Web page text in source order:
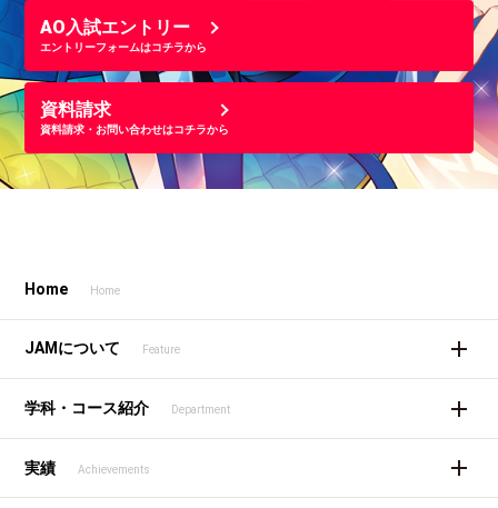
AO入試エントリー
エントリーフォームはコチラから
資料請求
資料請求・お問い合わせはコチラから
Home Home
JAMについて Feature
学科・コース紹介 Department
実績 Achievements